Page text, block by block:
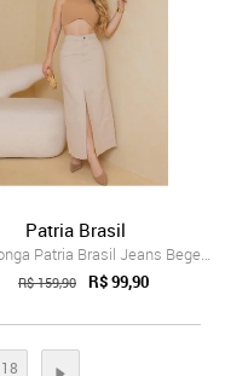
Patria Brasil
Saia Longa Patria Brasil Jeans Bege Femi...
R$ 159,90 R$ 99,90
18